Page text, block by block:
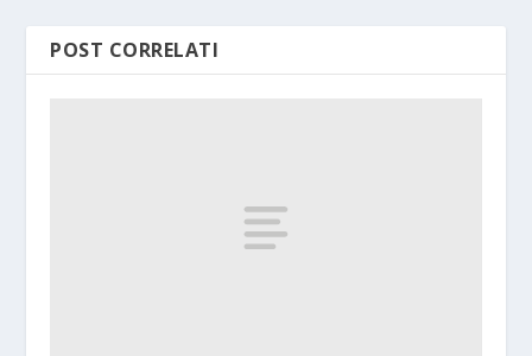
POST CORRELATI